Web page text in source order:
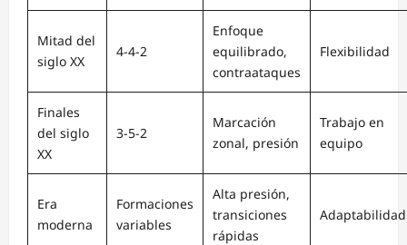
Mitad del
siglo XX
4-4-2
Enfoque
equilibrado,
contraataques
Flexibilidad
Finales
del siglo
XX
3-5-2
Marcación
zonal, presión
Trabajo en
equipo
Era
moderna
Formaciones
variables
Alta presión,
transiciones
rápidas
Adaptabilidad